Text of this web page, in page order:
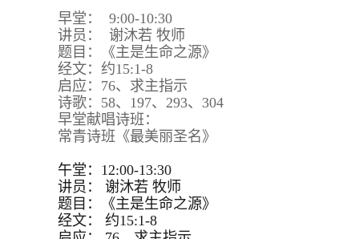
早堂： 9:00-10:30
讲员： 谢沐若 牧师
题目：《主是生命之源》
经文：约15:1-8
启应：76、求主指示
诗歌：58、197、293、304
早堂献唱诗班：
常青诗班《最美丽圣名》
午堂：12:00-13:30
讲员：
谢沐若 牧师
题目：
《主是生命之源》
经文：
约15:1-8